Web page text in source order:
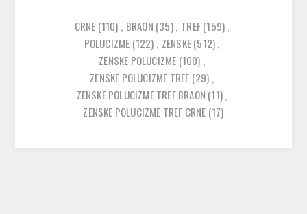
CRNE (110) , BRAON (35), TREF(159),
POLUCIZME (122) , ZENSKE(512),
ZENSKE POLUCIZME (100) ,
ZENSKE POLUCIZME TREF (29) ,
ZENSKE POLUCIZME TREF BRAON (11),
ZENSKE POLUCIZME TREF CRNE (17)